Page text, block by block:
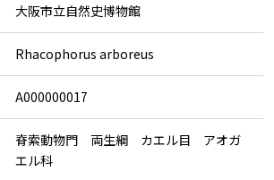
大阪市立自然史博物館
Rhacophorus arboreus
A000000017
脊索動物門 両生綱 カエル目 アオガ
エル科